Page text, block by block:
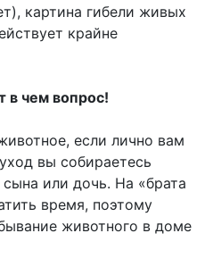
картина гибели живых
крайне
в чем вопрос!
если лично вам
вы собираетесь
или дочь. На «брата
время, поэтому
животного в доме